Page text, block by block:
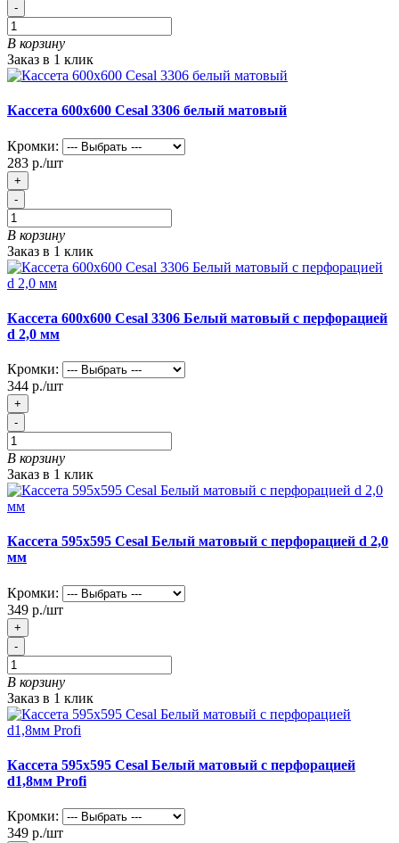
-
В корзину
Заказ в 1 клик
Кассета 600х600 Cesal 3306 белый матовый
Кромки:
283 р./шт
+
-
В корзину
Заказ в 1 клик
Кассета 600х600 Cesal 3306 Белый матовый с перфорацией
d 2,0 мм
Кромки:
344 р./шт
+
-
В корзину
Заказ в 1 клик
Кассета 595х595 Cesal Белый матовый с перфорацией d 2,0
мм
Кромки:
349 р./шт
+
-
В корзину
Заказ в 1 клик
Кассета 595х595 Cesal Белый матовый с перфорацией
d1,8мм Profi
Кромки:
349 р./шт